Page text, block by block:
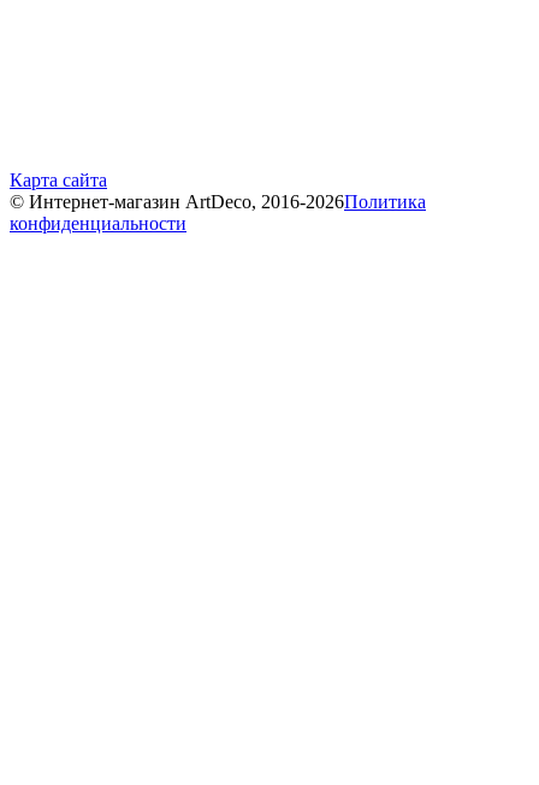
Карта сайта
© Интернет-магазин ArtDeco, 2016-2026Политика
конфиденциальности